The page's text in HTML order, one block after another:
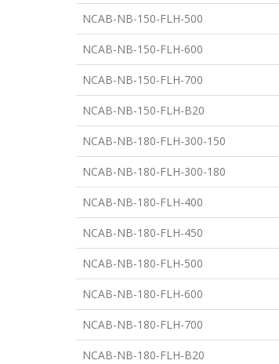
NCAB-NB-150-FLH-500
NCAB-NB-150-FLH-600
NCAB-NB-150-FLH-700
NCAB-NB-150-FLH-B20
NCAB-NB-180-FLH-300-150
NCAB-NB-180-FLH-300-180
NCAB-NB-180-FLH-400
NCAB-NB-180-FLH-450
NCAB-NB-180-FLH-500
NCAB-NB-180-FLH-600
NCAB-NB-180-FLH-700
NCAB-NB-180-FLH-B20